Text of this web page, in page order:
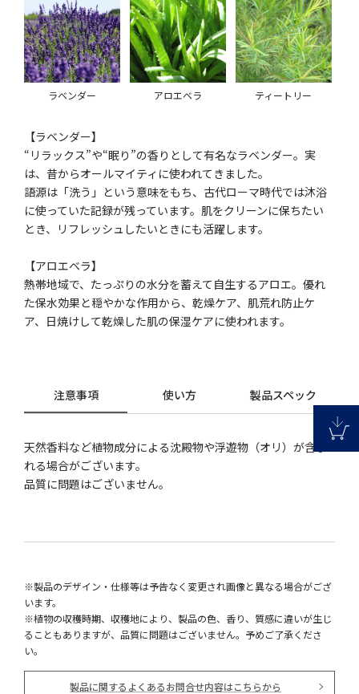
ラベンダー アロエベラ ティートリー
【ラベンダー】
“リラックス”や“眠り”の香りとして有名なラベンダー。実
は、昔からオールマイティに使われてきました。
語源は「洗う」という意味をもち、古代ローマ時代では沐浴
に使っていた記録が残っています。肌をクリーンに保ちたい
とき、リフレッシュしたいときにも活躍します。
【アロエベラ】
熱帯地域で、たっぷりの水分を蓄えて自生するアロエ。優れ
た保水効果と穏やかな作用から、乾燥ケア、肌荒れ防止ケ
ア、日焼けして乾燥した肌の保湿ケアに使われます。
注意事項 使い方 製品スペック
天然香料など植物成分による沈殿物や浮遊物（オリ）が含ま
れる場合がございます。
品質に問題はございません。
※製品のデザイン・仕様等は予告なく変更され画像と異なる場合がござ
います。
※植物の収穫時期、収穫地により、製品の色、香り、質感に違いが生じ
ることもありますが、品質に問題はございません。予めご了承くださ
い。
製品に関するよくあるお問合せ内容はこちらから